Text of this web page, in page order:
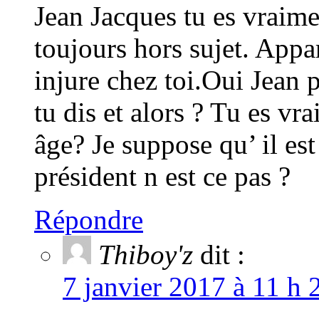
Jean Jacques tu es
toujours hors sujet.
injure chez toi.Oui Jean
tu dis et alors ? Tu es
âge? Je suppose qu’ il
président n est ce pas ?
Répondre
Thiboy'z dit :
7 janvier 2017 à 11 h